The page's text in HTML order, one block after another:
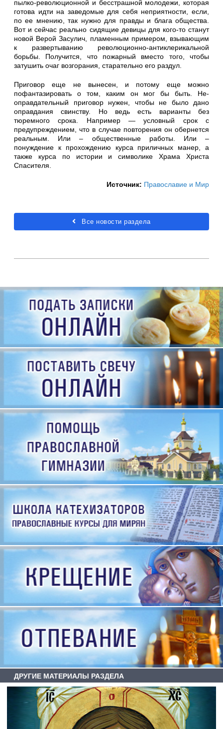
пылко-революционной и бесстрашной молодежи, которая
готова идти на заведомые для себя неприятности, если,
по ее мнению, так нужно для правды и блага общества.
Вот и сейчас реально сидящие девицы для кого-то станут
новой Верой Засулич, пламенным примером, взывающим
к развертыванию революционно-антиклерикальной
борьбы. Получится, что пожарный вместо того, чтобы
затушить очаг возгорания, старательно его раздул.
Приговор еще не вынесен, и потому еще можно
пофантазировать о том, каким он мог бы быть. Не-
оправдательный приговор нужен, чтобы не было дано
оправдания свинству. Но ведь есть варианты без
тюремного срока. Например — условный срок с
предупреждением, что в случае повторения он обернется
реальным. Или – общественные работы. Или –
понуждение к прохождению курса приличных манер, а
также курса по истории и символике Храма Христа
Спасителя.
Источник: Православие и Мир
Все новости раздела
ДРУГИЕ МАТЕРИАЛЫ РАЗДЕЛА